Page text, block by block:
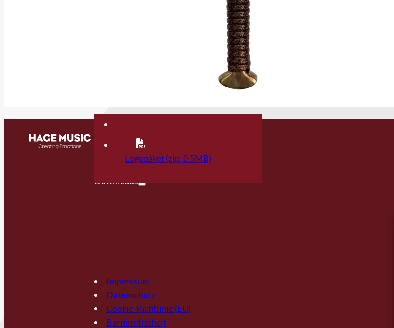
Kontakt
Downloads
Logopaket (zip, 0.5MB)
Impressum
Datenschutz
Cookie-Richtlinie (EU)
Barrierefreiheit